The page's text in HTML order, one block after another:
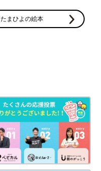
たまひよの絵本